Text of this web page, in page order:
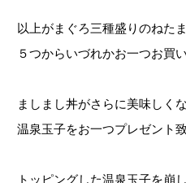
以上がまぐろ三種盛りのねた
５つからいづれかお一つお買
ましまし丼がさらに美味しく
温泉玉子をお一つプレゼント
トッピングした温泉玉子を崩